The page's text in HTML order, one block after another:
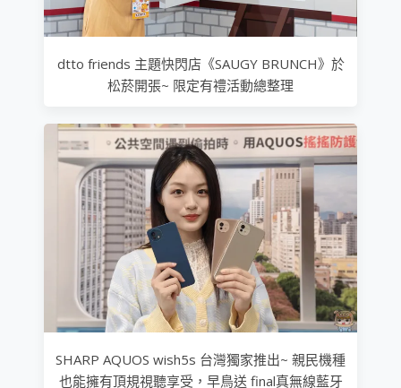
dtto friends 主題快閃店《SAUGY BRUNCH》於
松菸開張~ 限定有禮活動總整理
SHARP AQUOS wish5s 台灣獨家推出~ 親民機種
也能擁有頂規視聽享受，早鳥送 final真無線藍牙